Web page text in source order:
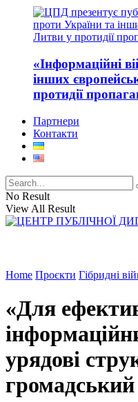
«Інформаційні
інших
протидії
Партнери
Контакти
No Result
View All Result
Home Проєкти Гібридні
«Для
урядові
громадський